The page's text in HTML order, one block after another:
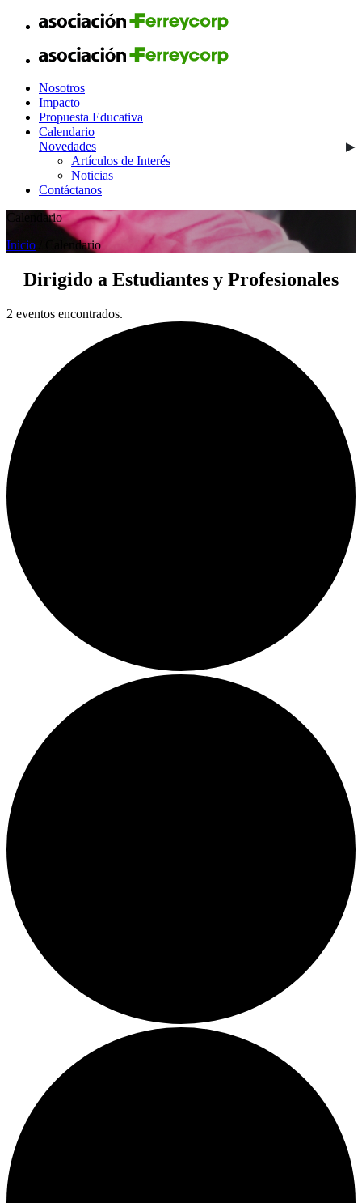
Nosotros
Impacto
Propuesta Educativa
Calendario
Novedades
Artículos de Interés
Noticias
Contáctanos
Calendario
Inicio / Calendario
Dirigido a Estudiantes y Profesionales
2 eventos encontrados.